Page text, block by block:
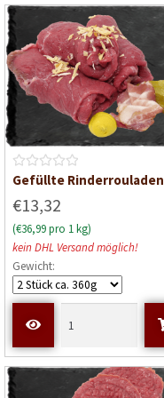
0
o
n
5
B
w
e
r
t
e
i
t
0
Gefüllte Rinderrouladen
€13,32
(€36,99 pro 1 kg)
kein DHL Versand möglich!
Gewicht: